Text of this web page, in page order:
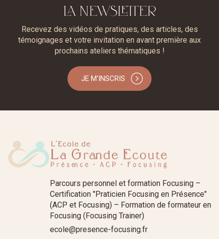
LA NEWSLETTER
Recevez des vidéos de pratiques, des articles, des
témoignages et votre invitation en avant première aux
prochains ateliers thématiques !
JE M'INSCRIS
Parcours personnel et formation Focusing –
Certification "Praticien Focusing en Présence"
(ACP et Focusing) – Formation de formateur en
Focusing (Focusing Trainer)
ecole@presence-focusing.fr